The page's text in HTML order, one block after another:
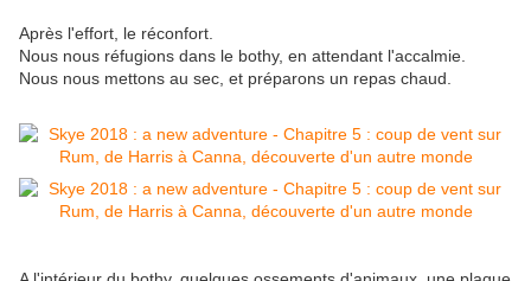
Après l'effort, le réconfort.
Nous nous réfugions dans le bothy, en attendant l'accalmie.
Nous nous mettons au sec, et préparons un repas chaud.